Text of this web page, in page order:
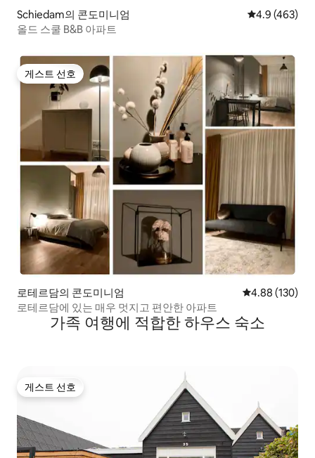
Schiedam의 콘도미니엄 평점 4.9점(5
4.9 (463)
올드 스쿨 B&B 아파트
게스트 선호
게스트 선호
로테르담의 콘도미니엄 평점 4.88점(5
4.88 (130)
로테르담에 있는 매우 멋지고 편안한 아파트
가족 여행에 적합한 하우스 숙소
게스트 선호
게스트 선호